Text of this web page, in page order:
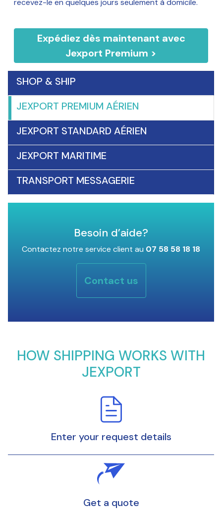
recevez-le en quelques jours seulement à domicile.
Expédiez dès maintenant avec
Jexport Premium >
SHOP & SHIP
JEXPORT PREMIUM AÉRIEN
JEXPORT STANDARD AÉRIEN
JEXPORT MARITIME
TRANSPORT MESSAGERIE
Besoin d’aide?
Contactez notre service client au 07 58 58 18 18
Contact us
HOW SHIPPING WORKS WITH
JEXPORT
Enter your request details
Get a quote